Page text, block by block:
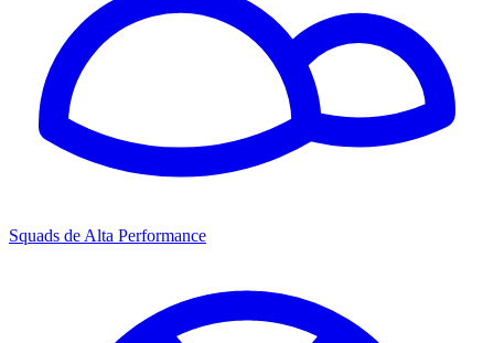
Squads de Alta Performance